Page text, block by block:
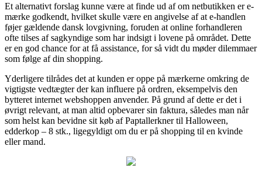
Et alternativt forslag kunne være at finde ud af om netbutikken er e-
mærke godkendt, hvilket skulle være en angivelse af at e-handlen
føjer gældende dansk lovgivning, foruden at online forhandleren
ofte tilses af sagkyndige som har indsigt i lovene på området. Dette
er en god chance for at få assistance, for så vidt du møder dilemmaer
som følge af din shopping.
Yderligere tilrådes det at kunden er oppe på mærkerne omkring de
vigtigste vedtægter der kan influere på ordren, eksempelvis den
bytteret internet webshoppen anvender. På grund af dette er det i
øvrigt relevant, at man altid opbevarer sin faktura, således man når
som helst kan bevidne sit køb af Paptallerkner til Halloween,
edderkop – 8 stk., ligegyldigt om du er på shopping til en kvinde
eller mand.